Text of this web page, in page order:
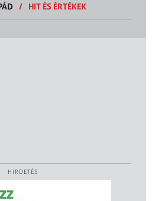
/ HIT ÉS ÉRTÉKEK
HIRDETÉS